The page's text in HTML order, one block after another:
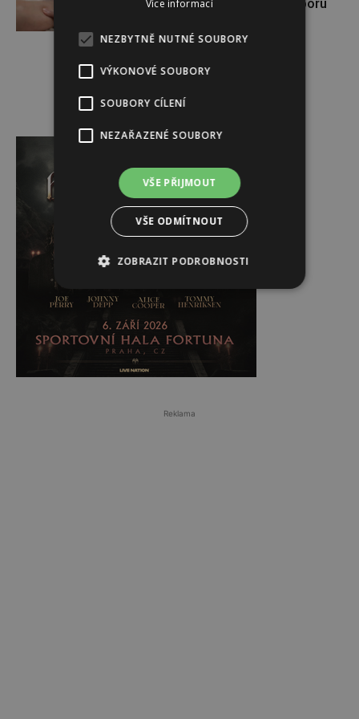
Využijte moderní nutriční podporu
Reklama
Reklama
Více informací
NEZBYTNĚ NUTNÉ SOUBORY
VÝKONOVÉ SOUBORY
SOUBORY CÍLENÍ
NEZAŘAZENÉ SOUBORY
VŠE PŘIJMOUT
VŠE ODMÍTNOUT
ZOBRAZIT PODROBNOSTI